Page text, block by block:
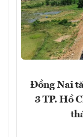
Đồng Nai
3 TP. Hồ